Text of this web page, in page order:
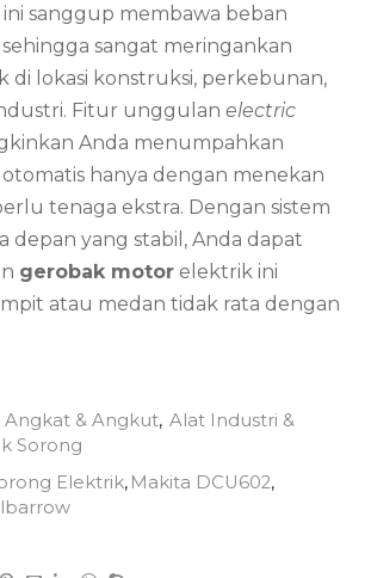
sanggup membawa beban
sangat meringankan
di lokasi konstruksi, perkebunan,
Fitur unggulan electric
Anda menumpahkan
otomatis hanya dengan menekan
tenaga ekstra. Dengan sistem
depan yang stabil, Anda dapat
gerobak motor elektrik ini
atau medan tidak rata dengan
Angkat & Angkut, Alat Industri &
Sorong
Elektrik, Makita DCU602,